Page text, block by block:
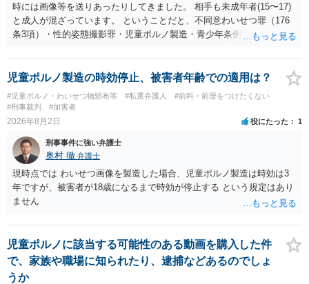
時には画像等を送りあったりしてきました。 相手も未成年者(15〜17)
と成人が混ざっています。 ということだと、不同意わいせつ罪（176
条3項）・性的姿態撮影罪・児童ポルノ製造・青少年条例違反（わいせ
で、警察にバレれば、それなりの捜査を受けるでしょう。
児童ポルノ製造の時効停止、被害者年齢での適用は？
#児童ポルノ・わいせつ物頒布等 #私選弁護人
#前科・前歴をつけたくない
#刑事裁判
#加害者
2026年8月2日 役にたった 1
刑事事件に強い弁護士
奥村 徹 弁護士
現時点では わいせつ画像を製造した場合、児童ポルノ製造は時効は3
年ですが、被害者が18歳になるまで時効が停止する という規定はあり
ません
児童ポルノに該当する可能性のある動画を購入した件
で、家族や職場に知られたり、逮捕などあるのでしょ
うか